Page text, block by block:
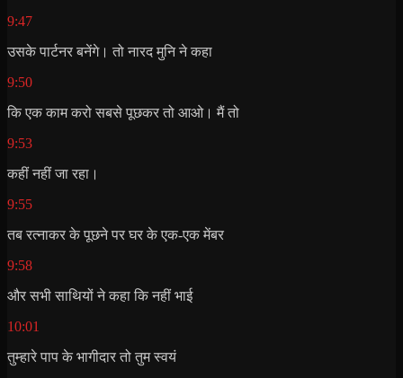
9:47
उसके पार्टनर बनेंगे। तो नारद मुनि ने कहा
9:50
कि एक काम करो सबसे पूछकर तो आओ। मैं तो
9:53
कहीं नहीं जा रहा।
9:55
तब रत्नाकर के पूछने पर घर के एक-एक मेंबर
9:58
और सभी साथियों ने कहा कि नहीं भाई
10:01
तुम्हारे पाप के भागीदार तो तुम स्वयं